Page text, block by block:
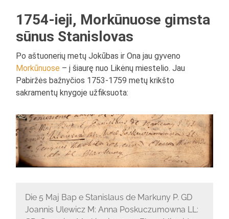
1754-ieji, Morkūnuose gimsta
sūnus Stanislovas
Po aštuonerių metų Jokūbas ir Ona jau gyveno
Morkūnuose – į šiaurę nuo Likėnų miestelio. Jau
Pabiržės bažnyčios 1753-1759 metų krikšto
sakramentų knygoje užfiksuota:
Die 5 Maj Bap e Stanislaus de Markuny P. GD
Joannis Ulewicz M: Anna Poskuczumowna LL: